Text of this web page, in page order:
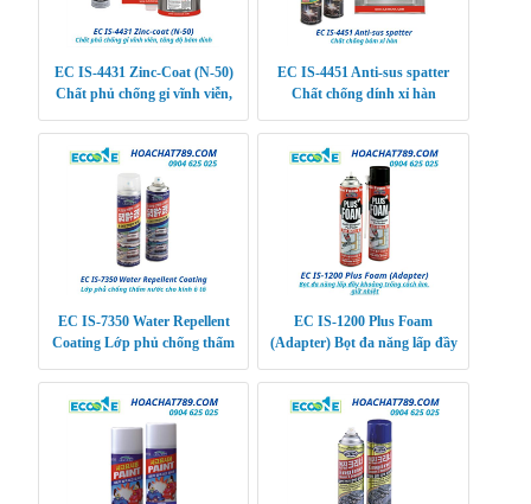
EC IS-4431 Zinc-Coat (N-50)
Chất phủ chống gỉ vĩnh viễn,
EC IS-4451 Anti-sus spatter
Chất chống dính xỉ hàn
EC IS-7350 Water Repellent
Coating Lớp phủ chống thấm
EC IS-1200 Plus Foam
(Adapter) Bọt đa năng lấp đầy